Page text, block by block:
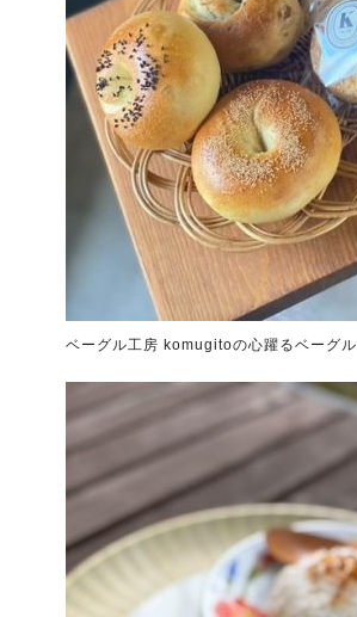
ベーグル工房 komugitoの心躍るベーグル